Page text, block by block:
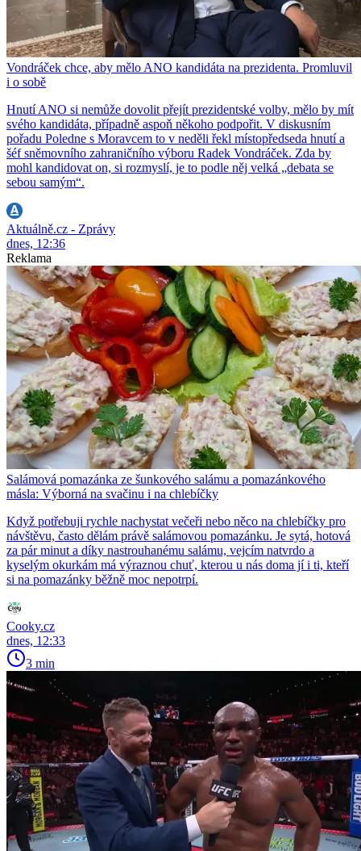
Vondráček chce, aby mělo ANO kandidáta na prezidenta. Promluvil
i o sobě
Hnutí ANO si nemůže dovolit přejít prezidentské volby, mělo by mít
svého kandidáta, případně aspoň někoho podpořit. V diskusním
pořadu Poledne s Moravcem to v neděli řekl místopředseda hnutí a
šéf sněmovního zahraničního výboru Radek Vondráček. Zda by
mohl kandidovat on, si rozmyslí, je to podle něj velká „debata se
sebou samým“.
Aktuálně.cz - Zprávy
dnes, 12:36
Reklama
Salámová pomazánka ze šunkového salámu a pomazánkového
másla: Výborná na svačinu i na chlebíčky
Když potřebuji rychle nachystat večeři nebo něco na chlebíčky pro
návštěvu, často dělám právě salámovou pomazánku. Je sytá, hotová
za pár minut a díky nastrouhanému salámu, vejcím natvrdo a
kyselým okurkám má výraznou chuť, kterou u nás doma jí i ti, kteří
si na pomazánky běžně moc nepotrpí.
Cooky.cz
dnes, 12:33
3 min